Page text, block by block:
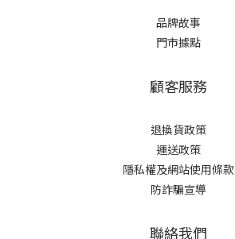
品牌故事
門市據點
顧客服務
退換貨政策
運送政策
隱私權及網站使用條款
防詐騙宣導
聯絡我們